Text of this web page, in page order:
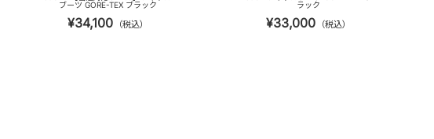
ブーツ GORE-TEX ブラック
¥34,100 （税込）
ラック
¥33,000 （税込）